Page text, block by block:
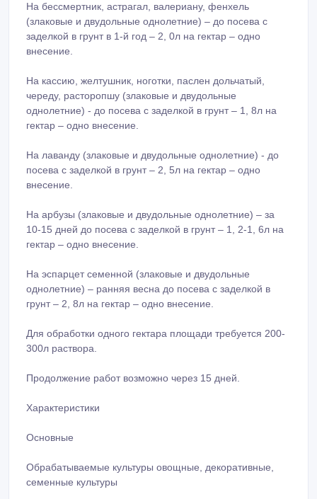
На бессмертник, астрагал, валериану, фенхель
(злаковые и двудольные однолетние) – до посева с
заделкой в грунт в 1-й год – 2, 0л на гектар – одно
внесение.
На кассию, желтушник, ноготки, паслен дольчатый,
череду, расторопшу (злаковые и двудольные
однолетние) - до посева с заделкой в грунт – 1, 8л на
гектар – одно внесение.
На лаванду (злаковые и двудольные однолетние) - до
посева с заделкой в грунт – 2, 5л на гектар – одно
внесение.
На арбузы (злаковые и двудольные однолетние) – за
10-15 дней до посева с заделкой в грунт – 1, 2-1, 6л на
гектар – одно внесение.
На эспарцет семенной (злаковые и двудольные
однолетние) – ранняя весна до посева с заделкой в
грунт – 2, 8л на гектар – одно внесение.
Для обработки одного гектара площади требуется 200-
300л раствора.
Продолжение работ возможно через 15 дней.
Характеристики
Основные
Обрабатываемые культуры овощные, декоративные,
семенные культуры